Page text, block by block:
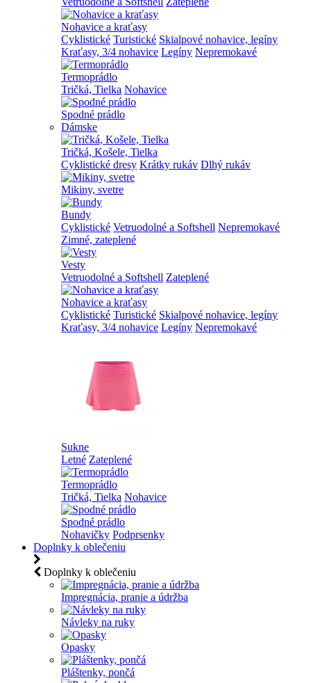
Nohavice a kraťasy
Cyklistické Turistické Skialpové nohavice, legíny
Kraťasy, 3/4 nohavice Legíny Nepremokavé
Termoprádlo
Tričká, Tielka Nohavice
Spodné prádlo
Dámske
Tričká, Košele, Tielka
Cyklistické dresy Krátky rukáv Dlhý rukáv
Mikiny, svetre
Bundy
Cyklistické Vetruodolné a Softshell Nepremokavé
Zimné, zateplené
Vesty
Vetruodolné a Softshell Zateplené
Nohavice a kraťasy
Cyklistické Turistické Skialpové nohavice, legíny
Kraťasy, 3/4 nohavice Legíny Nepremokavé
Sukne
Letné Zateplené
Termoprádlo
Tričká, Tielka Nohavice
Spodné prádlo
Nohavičky Podprsenky
Doplnky k oblečeniu
Doplnky k oblečeniu
Impregnácia, pranie a údržba
Návleky na ruky
Opasky
Pláštenky, pončá